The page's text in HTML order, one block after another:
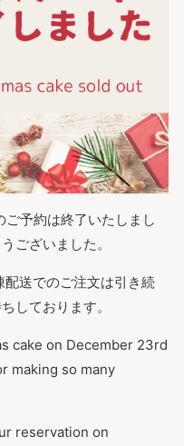
ご予約は終了いたしまし
ございました。
配送でのご注文は引き続
しております。
cake on December 23rd
making so many
reservation on